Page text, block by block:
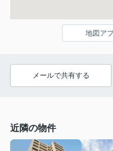
地図ア
メールで共有する
近隣の物件